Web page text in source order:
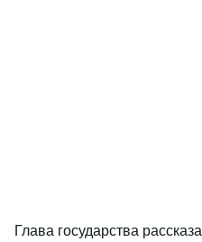
Глава государства